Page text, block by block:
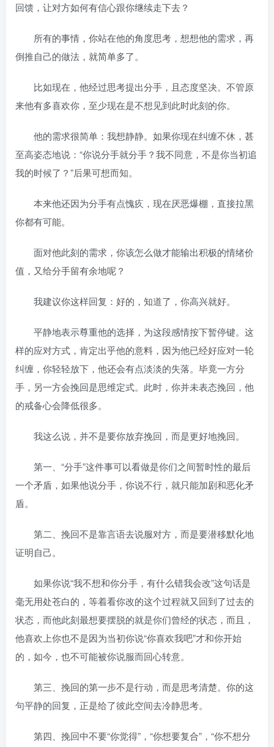
回馈，让对方如何有信心跟你继续走下去？
所有的事情，你站在他的角度思考，想想他的需求，再
倒推自己的做法，就简单多了。
比如现在，他经过思考提出分手，且态度坚决。不管原
来他有多喜欢你，至少现在是不想见到此时此刻的你。
他的需求很简单：我想静静。如果你现在纠缠不休，甚
至高姿态地说：“你说分手就分手？我不同意，不是你当初追
我的时候了？”后果可想而知。
本来他还因为分手有点愧疚，现在厌恶爆棚，直接拉黑
你都有可能。
面对他此刻的需求，你该怎么做才能输出积极的情绪价
值，又给分手留有余地呢？
我建议你这样回复：好的，知道了，你高兴就好。
平静地表示尊重他的选择，为这段感情按下暂停键。这
样的应对方式，肯定出乎他的意料，因为他已经好应对一轮
纠缠，你轻轻放下，他还会有点淡淡的失落。毕竟一方分
手，另一方会挽回是思维定式。此时，你并未表态挽回，他
的戒备心会降低很多。
我这么说，并不是要你放弃挽回，而是更好地挽回。
第一、“分手”这件事可以看做是你们之间暂时性的最后
一个矛盾，如果他说分手，你说不行，就只能加剧和恶化矛
盾。
第二、挽回不是靠言语去说服对方，而是要潜移默化地
证明自己。
如果你说“我不想和你分手，有什么错我会改”这句话是
毫无用处苍白的，等着看你改的这个过程就又回到了过去的
状态，而他此刻最想要摆脱的就是你们曾经的状态，而且，
他喜欢上你也不是因为当初你说“你喜欢我吧”才和你开始
的，如今，也不可能被你说服而回心转意。
第三、挽回的第一步不是行动，而是思考清楚。你的这
句平静的回复，正是给了彼此空间去冷静思考。
第四、挽回中不要“你觉得”，“你想要复合”，“你不想分